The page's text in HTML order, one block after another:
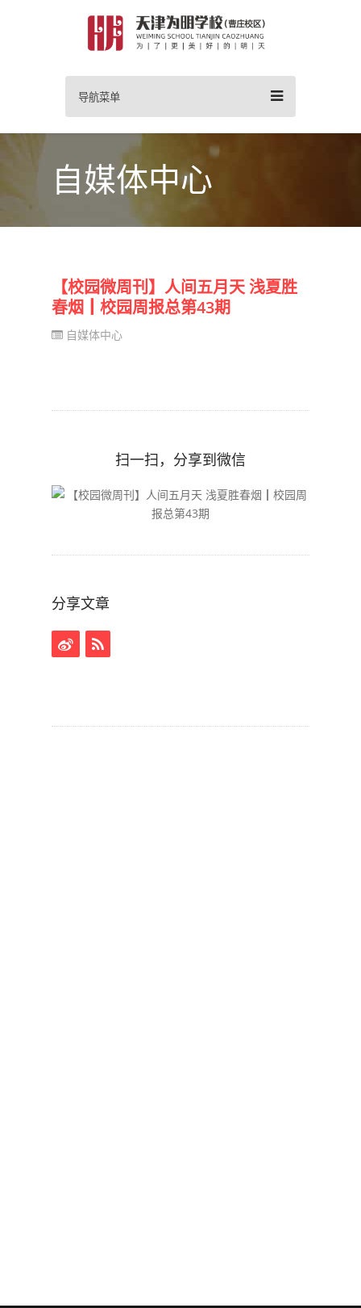
导航菜单
自媒体中心
【校园微周刊】人间五月天 浅夏胜
春烟┃校园周报总第43期
自媒体中心
扫一扫，分享到微信
分享文章